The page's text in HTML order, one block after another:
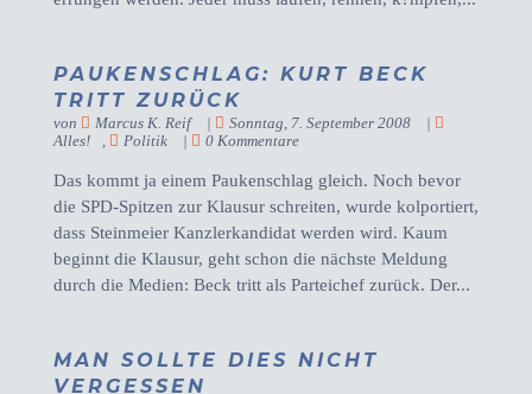
PAUKENSCHLAG: KURT BECK
TRITT ZURÜCK
von Marcus K. Reif | Sonntag, 7. September 2008
|
Alles!
, Politik | 0 Kommentare
Das kommt ja einem Paukenschlag gleich. Noch bevor
die SPD-Spitzen zur Klausur schreiten, wurde kolportiert,
dass Steinmeier Kanzlerkandidat werden wird. Kaum
beginnt die Klausur, geht schon die nächste Meldung
durch die Medien: Beck tritt als Parteichef zurück. Der...
MAN SOLLTE DIES NICHT
VERGESSEN